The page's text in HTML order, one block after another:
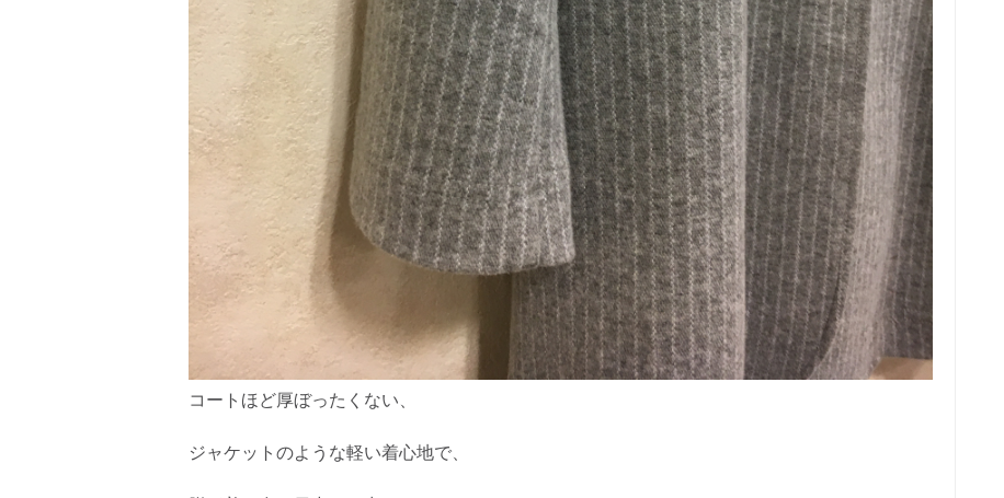
コートほど厚ぼったくない、
ジャケットのような軽い着心地で、